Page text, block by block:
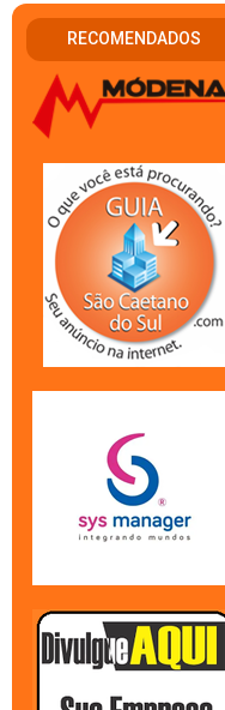
RECOMENDADOS